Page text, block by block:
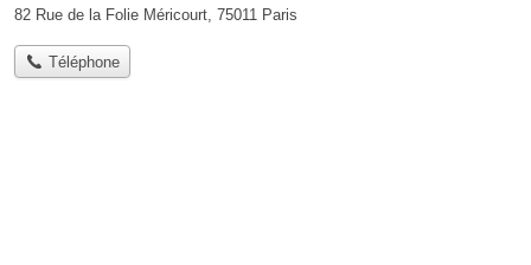
82 Rue de la Folie Méricourt, 75011 Paris
Téléphone